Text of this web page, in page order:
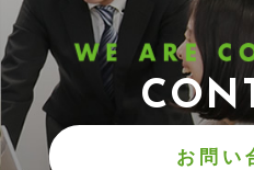
お問い